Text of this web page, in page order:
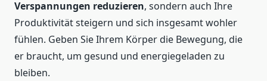
Verspannungen reduzieren, sondern auch Ihre
Produktivität steigern und sich insgesamt wohler
fühlen. Geben Sie Ihrem Körper die Bewegung, die
er braucht, um gesund und energiegeladen zu
bleiben.